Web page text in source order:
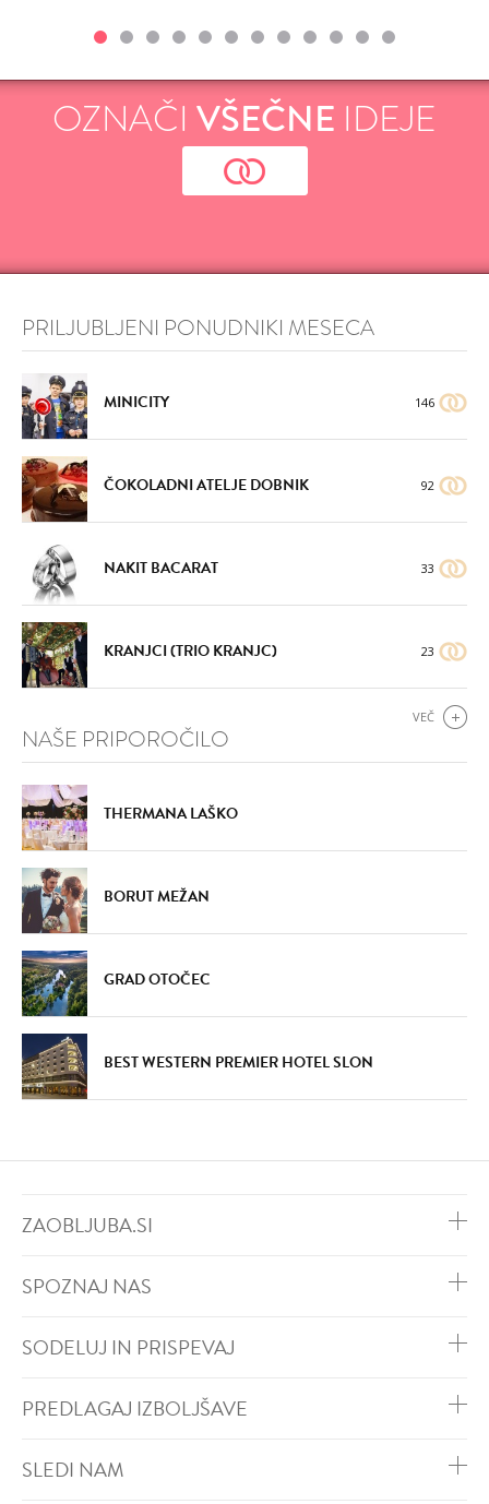
OZNAČI VŠEČNE IDEJE
PRILJUBLJENI PONUDNIKI MESECA
MINICITY 146
ČOKOLADNI ATELJE DOBNIK 92
NAKIT BACARAT 33
KRANJCI (TRIO KRANJC) 23
VEČ
NAŠE PRIPOROČILO
THERMANA LAŠKO
BORUT MEŽAN
GRAD OTOČEC
BEST WESTERN PREMIER HOTEL SLON
ZAOBLJUBA.SI
SPOZNAJ NAS
SODELUJ IN PRISPEVAJ
PREDLAGAJ IZBOLJŠAVE
SLEDI NAM